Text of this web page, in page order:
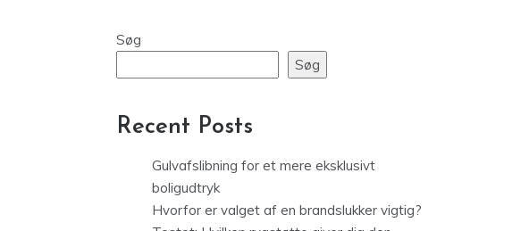
Søg
Søg
Recent Posts
Gulvafslibning for et mere eksklusivt
boligudtryk
Hvorfor er valget af en brandslukker vigtig?